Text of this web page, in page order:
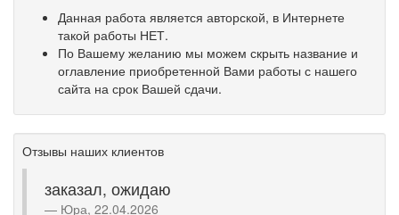
Данная работа является авторской, в Интернете
такой работы НЕТ.
По Вашему желанию мы можем скрыть название и
оглавление приобретенной Вами работы с нашего
сайта на срок Вашей сдачи.
Отзывы наших клиентов
заказал, ожидаю
Юра, 22.04.2026